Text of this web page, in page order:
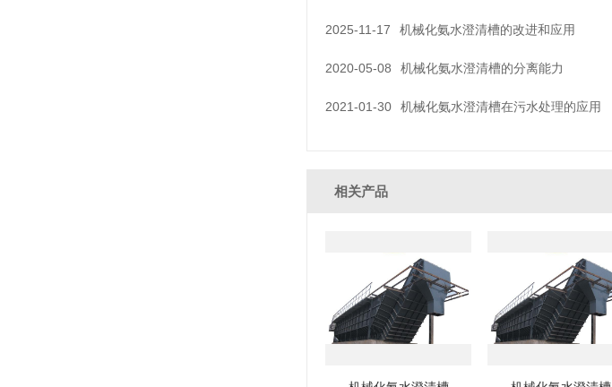
2025-11-17 机械化氨水澄清槽的改进和应用
2020-05-08 机械化氨水澄清槽的分离能力
2021-01-30 机械化氨水澄清槽在污水处理的应用
相关产品